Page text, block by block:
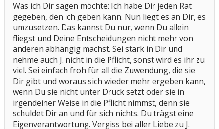
Was ich Dir sagen möchte: Ich habe Dir jeden Rat
gegeben, den ich geben kann. Nun liegt es an Dir, es
umzusetzen. Das kannst Du nur, wenn Du allein
fliegst und Deine Entscheidungen nicht mehr von
anderen abhängig machst. Sei stark in Dir und
nehme auch J. nicht in die Pflicht, sonst wird es ihr zu
viel. Sei einfach froh für all die Zuwendung, die sie
Dir gibt und woraus sich wieder mehr ergeben kann,
wenn Du sie nicht unter Druck setzt oder sie in
irgendeiner Weise in die Pflicht nimmst, denn sie
schuldet Dir an und für sich nichts. Du trägst eine
Eigenverantwortung. Vergiss bei aller Liebe zu J.